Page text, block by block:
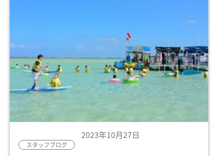
2023年10月27日
スタッフブログ